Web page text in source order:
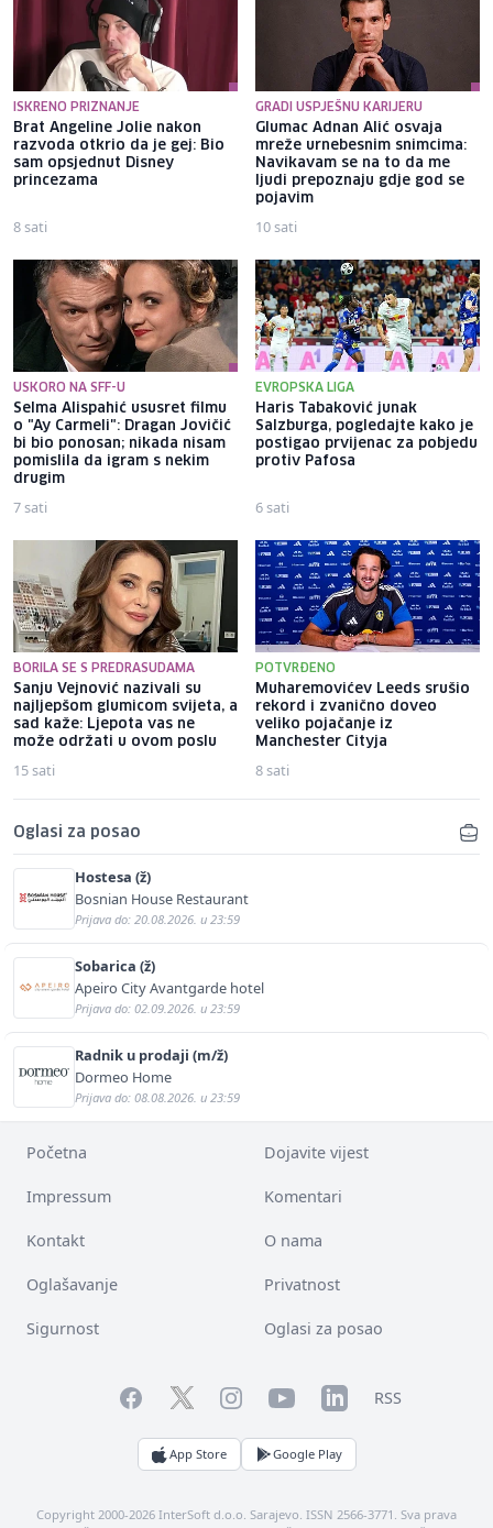
ISKRENO PRIZNANJE
Brat Angeline Jolie nakon
razvoda otkrio da je gej: Bio
sam opsjednut Disney
princezama
8 sati
GRADI USPJEŠNU KARIJERU
Glumac Adnan Alić osvaja
mreže urnebesnim snimcima:
Navikavam se na to da me
ljudi prepoznaju gdje god se
pojavim
10 sati
USKORO NA SFF-U
Selma Alispahić ususret filmu
o "Ay Carmeli": Dragan Jovičić
bi bio ponosan; nikada nisam
pomislila da igram s nekim
drugim
7 sati
EVROPSKA LIGA
Haris Tabaković junak
Salzburga, pogledajte kako je
postigao prvijenac za pobjedu
protiv Pafosa
6 sati
BORILA SE S PREDRASUDAMA
Sanju Vejnović nazivali su
najljepšom glumicom svijeta, a
sad kaže: Ljepota vas ne
može održati u ovom poslu
15 sati
POTVRĐENO
Muharemovićev Leeds srušio
rekord i zvanično doveo
veliko pojačanje iz
Manchester Cityja
8 sati
Oglasi za posao
Hostesa (ž)
Bosnian House Restaurant
Prijava do: 20.08.2026. u 23:59
Sobarica (ž)
Apeiro City Avantgarde hotel
Prijava do: 02.09.2026. u 23:59
Radnik u prodaji (m/ž)
Dormeo Home
Prijava do: 08.08.2026. u 23:59
Početna Dojavite vijest
Impressum Komentari
Kontakt O nama
Oglašavanje Privatnost
Sigurnost Oglasi za posao
FacebookTwitterInstagramYouTubeLinkedInRSS
App Store Google Play
Copyright 2000-2026 InterSoft d.o.o. Sarajevo. ISSN 2566-3771. Sva prava